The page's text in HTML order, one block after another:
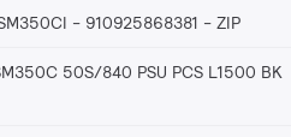
- 910925868381 ZIP
50S/840 PSU PCS L1500 BK